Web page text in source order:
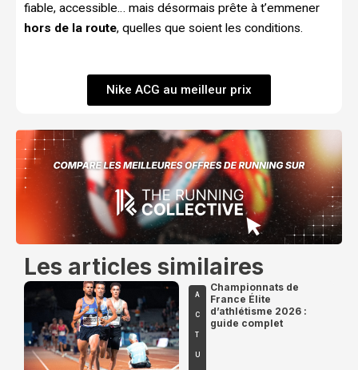
fiable, accessible… mais désormais prête à t’emmener
hors de la route, quelles que soient les conditions.
Nike ACG au meilleur prix
Les articles similaires
A
C
T
U
Championnats de
France Élite
d’athlétisme 2026 :
guide complet